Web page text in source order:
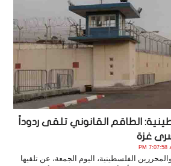
الطاقم القانوني تلقى ردوداً
غزة
الفلسطينية، اليوم الجمعة، عن تلقيها